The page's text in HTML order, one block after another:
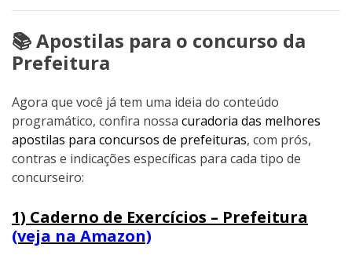
📚 Apostilas para o concurso da
Prefeitura
Agora que você já tem uma ideia do conteúdo
programático, confira nossa curadoria das melhores
apostilas para concursos de prefeituras, com prós,
contras e indicações específicas para cada tipo de
concurseiro:
1) Caderno de Exercícios – Prefeitura
(veja na Amazon)